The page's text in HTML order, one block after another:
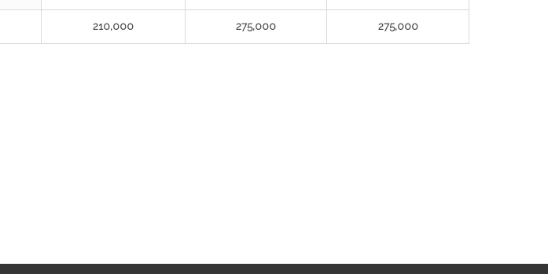
210,000 275,000 275,000